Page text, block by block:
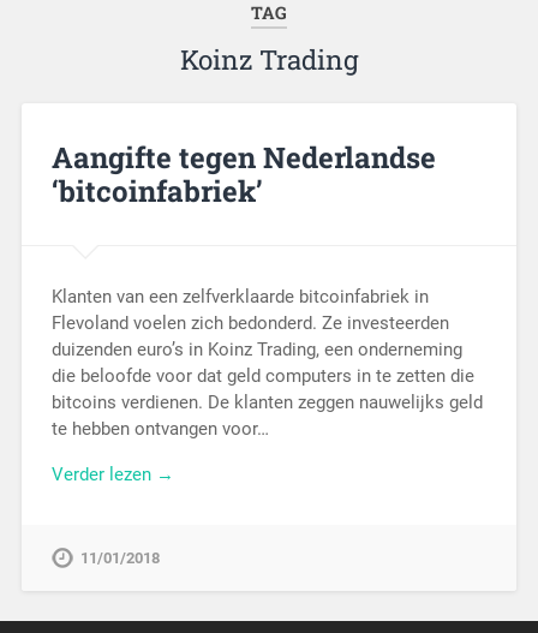
TAG
Koinz Trading
Aangifte tegen Nederlandse
‘bitcoinfabriek’
Klanten van een zelfverklaarde bitcoinfabriek in
Flevoland voelen zich bedonderd. Ze investeerden
duizenden euro’s in Koinz Trading, een onderneming
die beloofde voor dat geld computers in te zetten die
bitcoins verdienen. De klanten zeggen nauwelijks geld
te hebben ontvangen voor…
Verder lezen →
11/01/2018